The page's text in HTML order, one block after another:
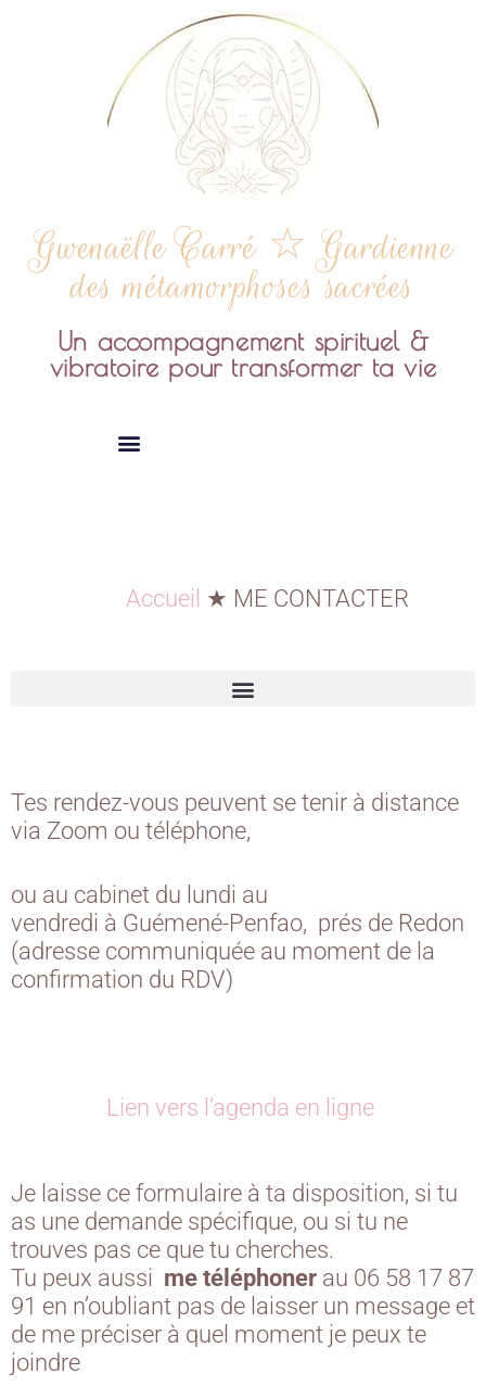
Gwenaëlle Carré ☆ Gardienne
des métamorphoses sacrées
Un accompagnement spirituel &
vibratoire pour transformer ta vie
Accueil ★ ME CONTACTER
Tes rendez-vous peuvent se tenir à distance
via Zoom ou téléphone,
ou au cabinet du lundi au
vendredi à Guémené-Penfao, prés de Redon
(adresse communiquée au moment de la
confirmation du RDV)
Lien vers l’agenda en ligne
Je laisse ce formulaire à ta disposition, si tu
as une demande spécifique, ou si tu ne
trouves pas ce que tu cherches.
Tu peux aussi me téléphoner au 06 58 17 87
91 en n’oubliant pas de laisser un message et
de me préciser à quel moment je peux te
joindre